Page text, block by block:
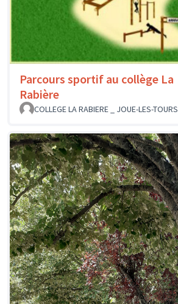
Parcours sportif au collège La
Rabière
COLLEGE LA RABIERE _ JOUE-LES-TOURS